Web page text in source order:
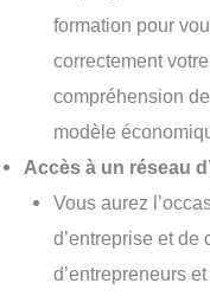
formation pour
correctement
compréhension
modèle
Accès à un réseau
Vous aurez
d’entreprise et de
d’entrepreneurs